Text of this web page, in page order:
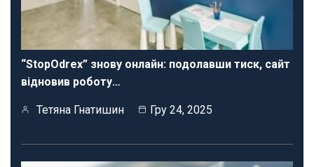
“StopOdrex” знову онлайн: подолавши тиск, сайт
відновив роботу…
Тетяна Гнатишин Гру 24, 2025